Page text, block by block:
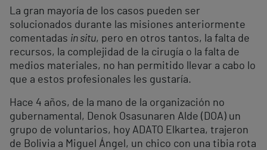
La gran mayoría de los casos pueden ser
solucionados durante las misiones anteriormente
comentadas in situ, pero en otros tantos, la falta de
recursos, la complejidad de la cirugía o la falta de
medios materiales, no han permitido llevar a cabo lo
que a estos profesionales les gustaría.
Hace 4 años, de la mano de la organización no
gubernamental, Denok Osasunaren Alde (DOA) un
grupo de voluntarios, hoy ADATO Elkartea, trajeron
de Bolivia a Miguel Ángel, un chico con una tibia rota